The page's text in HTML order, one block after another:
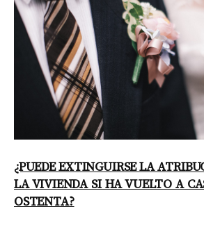
¿PUEDE EXTINGUIRSE LA
LA VIVIENDA SI HA VUELTO A
OSTENTA?